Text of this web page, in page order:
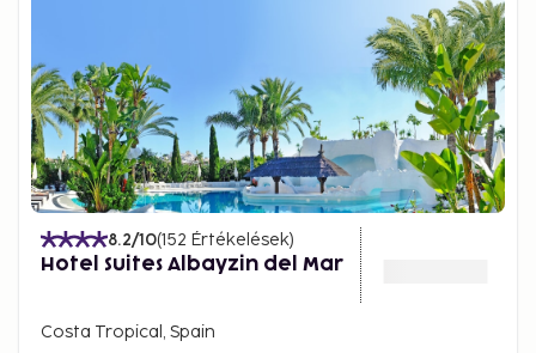
8.2/10(152 Értékelések)
Hotel Suites Albayzin del Mar
Costa Tropical, Spain